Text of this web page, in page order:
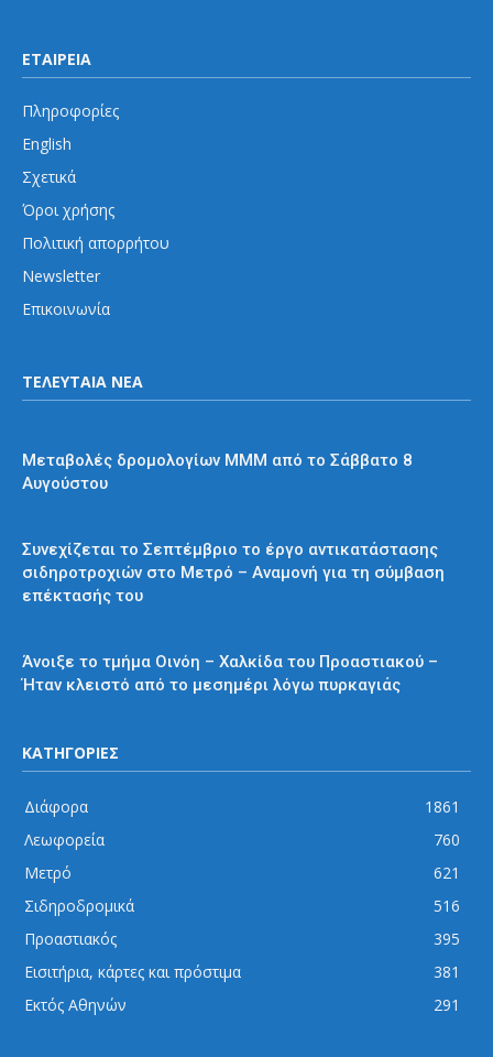
ΕΤΑΙΡΕΙΑ
Πληροφορίες
English
Σχετικά
Όροι χρήσης
Πολιτική απορρήτου
Newsletter
Επικοινωνία
ΤΕΛΕΥΤΑΙΑ ΝΕΑ
Μεταβολές δρομολογίων ΜΜΜ από το Σάββατο 8
Αυγούστου
Συνεχίζεται το Σεπτέμβριο το έργο αντικατάστασης
σιδηροτροχιών στο Μετρό – Αναμονή για τη σύμβαση
επέκτασής του
Άνοιξε το τμήμα Οινόη – Χαλκίδα του Προαστιακού –
Ήταν κλειστό από το μεσημέρι λόγω πυρκαγιάς
ΚΑΤΗΓΟΡΙΕΣ
Διάφορα
1861
Λεωφορεία
760
Μετρό
621
Σιδηροδρομικά
516
Προαστιακός
395
Εισιτήρια, κάρτες και πρόστιμα
381
Εκτός Αθηνών
291